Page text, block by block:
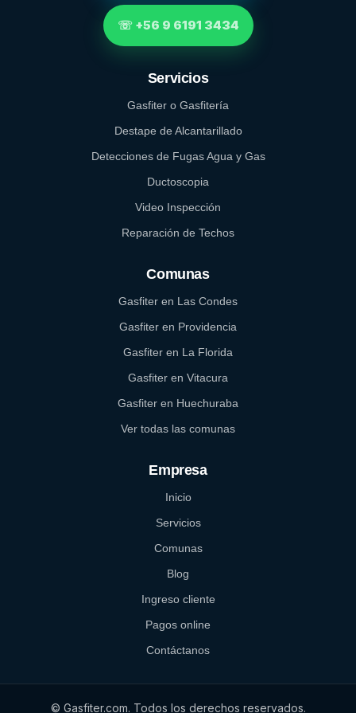
☏ +56 9 6191 3434
Servicios
Gasfiter o Gasfitería
Destape de Alcantarillado
Detecciones de Fugas Agua y Gas
Ductoscopia
Video Inspección
Reparación de Techos
Comunas
Gasfiter en Las Condes
Gasfiter en Providencia
Gasfiter en La Florida
Gasfiter en Vitacura
Gasfiter en Huechuraba
Ver todas las comunas
Empresa
Inicio
Servicios
Comunas
Blog
Ingreso cliente
Pagos online
Contáctanos
© Gasfiter.com. Todos los derechos reservados.